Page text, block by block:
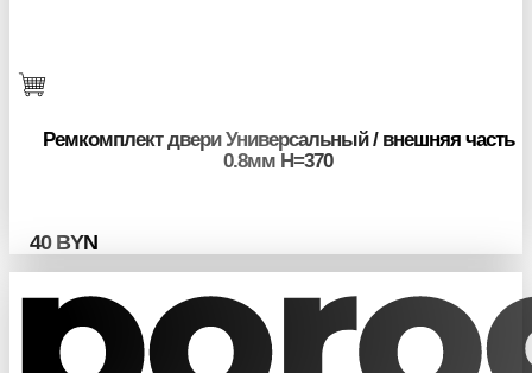
Ремкомплект двери Универсальный / внешняя часть
0.8мм H=370
40 BYN